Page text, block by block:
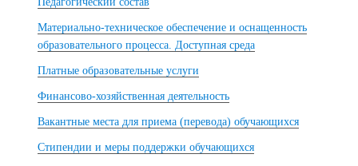
Материально-техническое обеспечение и оснащенность
образовательного процесса. Доступная среда
Платные образовательные услуги
Финансово-хозяйственная деятельность
Вакантные места для приема (перевода) обучающихся
Стипендии и меры поддержки обучающихся